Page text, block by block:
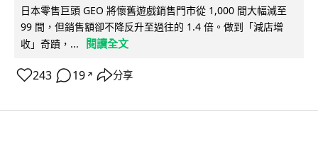
日本零售巨頭 GEO 將懷舊遊戲銷售門市從 1,000 間大幅減至
99 間，但銷售額卻不降反升至過往的 1.4 倍。做到「減店增
收」奇蹟，...
閱讀全文
243 19 ↗ 分享